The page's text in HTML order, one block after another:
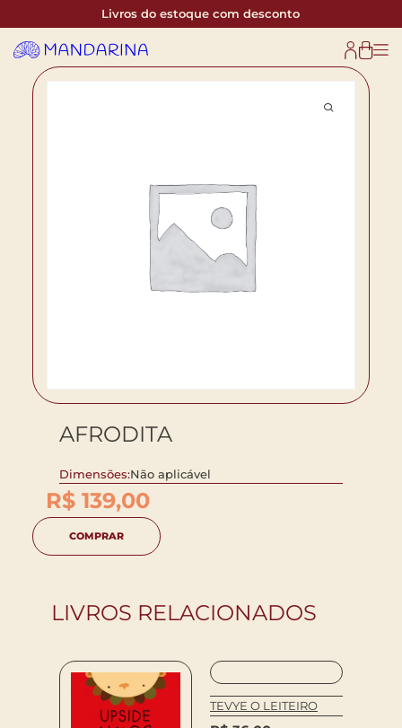
Livros do estoque com desconto
AFRODITA
Dimensões:Não aplicável
R$ 139,00
COMPRAR
LIVROS RELACIONADOS
TEVYE O LEITEIRO